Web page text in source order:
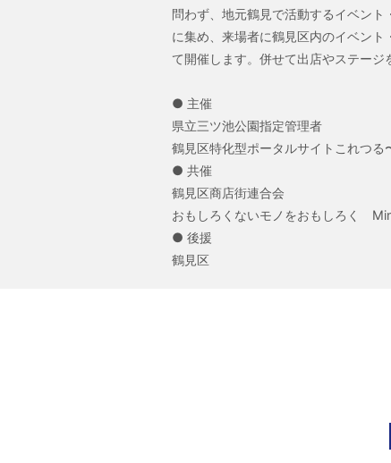
問わず、地元鶴見で活動するイベン
に集め、来場者に鶴見区内のイベント
て開催します。併せて出店やステージ
● 主催
県立三ツ池公園指定管理者
鶴見区特化型ポータルサイトこれつる
● 共催
鶴見区商店街連合会
おもしろくないモノをおもしろく
● 後援
鶴見区